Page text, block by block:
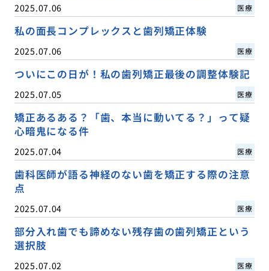
2025.07.06 医療
私の面長コンプレックスと歯列矯正体験
2025.07.06 医療
ついにこの日が！私の歯列矯正最後の調整体験記
2025.07.05 医療
矯正あるある？「歯、本当に動いてる？」って疑
心暗鬼になる件
2025.07.04 医療
歯科医師が語る神経のない歯を矯正する際の注意
点
2025.07.04 医療
部分入れ歯でも諦めない残存歯の歯列矯正という
選択肢
2025.07.02 医療